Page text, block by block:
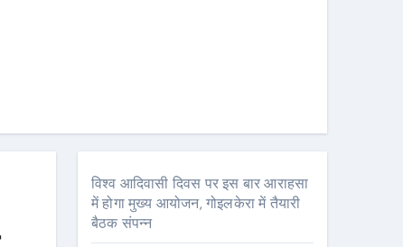
विश्व आदिवासी दिवस पर इस बार आराहसा
में होगा मुख्य आयोजन, गोइलकेरा में तैयारी
बैठक संपन्न